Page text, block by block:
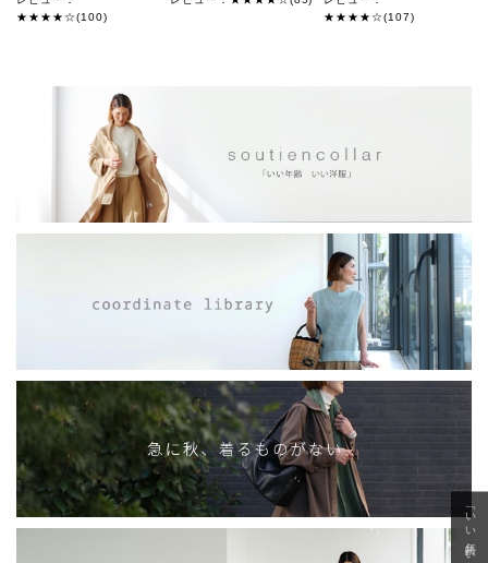
★★★★☆(100)
★★★★☆(107)
「いい年齢 いい洋服」